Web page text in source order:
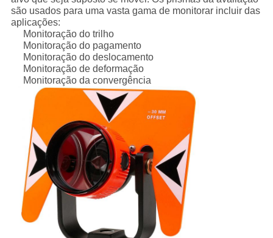
são usados para uma vasta gama de monitorar incluir das
aplicações:
Monitoração do trilho
Monitoração do pagamento
Monitoração do deslocamento
Monitoração de deformação
Monitoração da convergência